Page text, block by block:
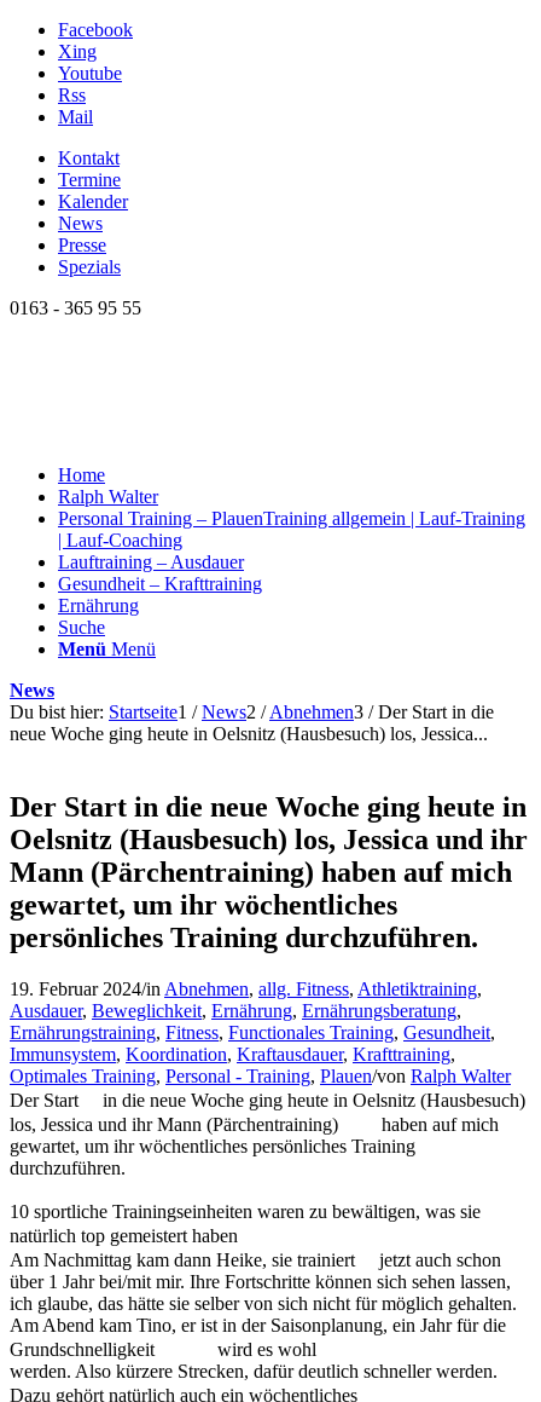
Facebook
Xing
Youtube
Rss
Mail
Kontakt
Termine
Kalender
News
Presse
Spezials
0163 - 365 95 55
Home
Ralph Walter
Personal Training – PlauenTraining allgemein | Lauf-Training
| Lauf-Coaching
Lauftraining – Ausdauer
Gesundheit – Krafttraining
Ernährung
Suche
Menü Menü
News
Du bist hier: Startseite1 / News2 / Abnehmen3 / Der Start in die
neue Woche ging heute in Oelsnitz (Hausbesuch) los, Jessica...
Der Start in die neue Woche ging heute in
Oelsnitz (Hausbesuch) los, Jessica und ihr
Mann (Pärchentraining) haben auf mich
gewartet, um ihr wöchentliches
persönliches Training durchzuführen.
19. Februar 2024/in Abnehmen, allg. Fitness, Athletiktraining,
Ausdauer, Beweglichkeit, Ernährung, Ernährungsberatung,
Ernährungstraining, Fitness, Functionales Training, Gesundheit,
Immunsystem, Koordination, Kraftausdauer, Krafttraining,
Optimales Training, Personal - Training, Plauen/von Ralph Walter
Der Start
in die neue Woche ging heute in Oelsnitz (Hausbesuch)
los, Jessica und ihr Mann (Pärchentraining)
haben auf mich
gewartet, um ihr wöchentliches persönliches Training
durchzuführen.
10 sportliche Trainingseinheiten waren zu bewältigen, was sie
natürlich top gemeistert haben
Am Nachmittag kam dann Heike, sie trainiert
jetzt auch schon
über 1 Jahr bei/mit mir. Ihre Fortschritte können sich sehen lassen,
ich glaube, das hätte sie selber von sich nicht für möglich gehalten.
Am Abend kam Tino, er ist in der Saisonplanung, ein Jahr für die
Grundschnelligkeit
wird es wohl
werden. Also kürzere Strecken, dafür deutlich schneller werden.
Dazu gehört natürlich auch ein wöchentliches